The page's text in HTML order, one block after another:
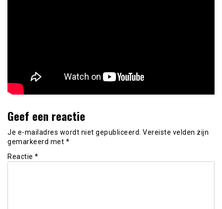
Geef een reactie
Je e-mailadres wordt niet gepubliceerd. Vereiste velden zijn
gemarkeerd met *
Reactie *